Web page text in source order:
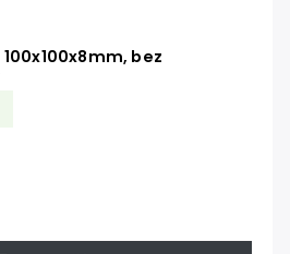
bez